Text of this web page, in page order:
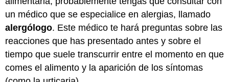
un médico que se especialice en alergias, llamado
alergólogo. Este médico te hará preguntas sobre las
reacciones que has presentado antes y sobre el
tiempo que suele transcurrir entre el momento en que
comes el alimento y la aparición de los síntomas